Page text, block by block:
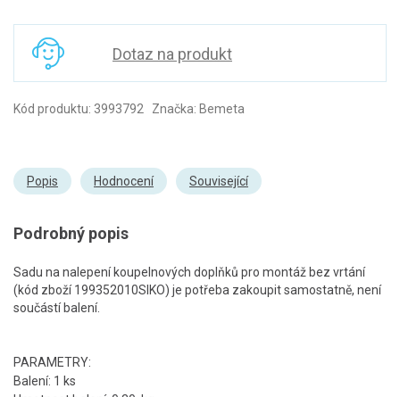
Dotaz na produkt
Kód produktu: 3993792 Značka: Bemeta
Popis Hodnocení Související
Podrobný popis
Sadu na nalepení koupelnových doplňků pro montáž bez vrtání
(kód zboží 199352010SIKO) je potřeba zakoupit samostatně, není
součástí balení.
PARAMETRY:
Balení: 1 ks